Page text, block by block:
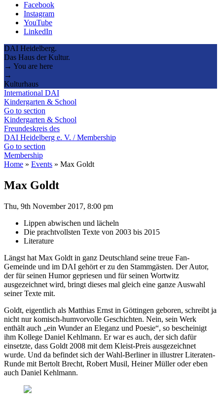
Facebook
Instagram
YouTube
LinkedIn
DAI Heidelberg.
Das Haus der Kultur.
→ You are here
→
Kulturhaus
International DAI
Kindergarten & School
Go to section
Kindergarten & School
Freundeskreis des
DAI Heidelberg e. V. / Membership
Go to section
Membership
Home » Events » Max Goldt
Max Goldt
Thu, 9th November 2017, 8:00 pm
Lippen abwischen und lächeln
Die prachtvollsten Texte von 2003 bis 2015
Literature
Längst hat Max Goldt in ganz Deutschland seine treue Fan-
Gemeinde und im DAI gehört er zu den Stammgästen. Der Autor,
der für seinen Humor gepriesen und für seinen Wortwitz
ausgezeichnet wird, bringt dieses mal gleich eine ganze Auswahl
seiner Texte mit.
Goldt, eigentlich als Matthias Ernst in Göttingen geboren, schreibt ja
nicht nur komisch-humvorvolle Geschichten. Nein, sein Werk
enthält auch „ein Wunder an Eleganz und Poesie“, so bescheinigt
ihm Kollege Daniel Kehlmann. Er war es auch, der sich dafür
einsetzte, dass Goldt 2008 mit dem Kleist-Preis ausgezeichnet
wurde. Und da befindet sich der Wahl-Berliner in illustrer Literaten-
Runde mit Bertolt Brecht, Robert Musil, Heiner Müller oder eben
auch Daniel Kehlmann.